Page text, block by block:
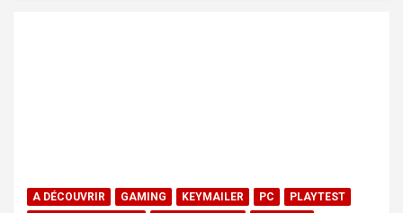
A DÉCOUVRIR GAMING KEYMAILER PC
PLAYTEST